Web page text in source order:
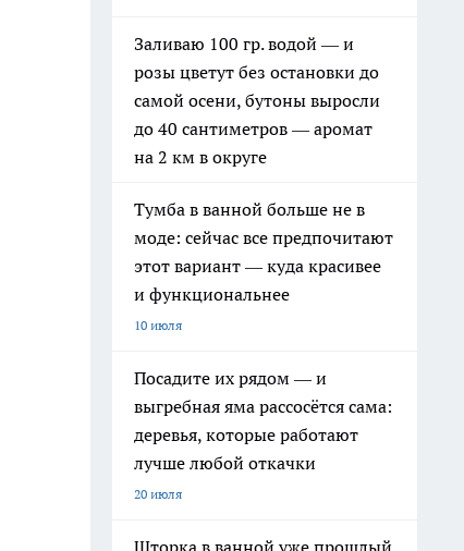
Заливаю 100 гр. водой — и
розы цветут без остановки до
самой осени, бутоны выросли
до 40 сантиметров — аромат
на 2 км в округе
Тумба в ванной больше не в
моде: сейчас все предпочитают
этот вариант — куда красивее
и функциональнее
10 июля
Посадите их рядом — и
выгребная яма рассосётся сама:
деревья, которые работают
лучше любой откачки
20 июля
Шторка в ванной уже прошлый